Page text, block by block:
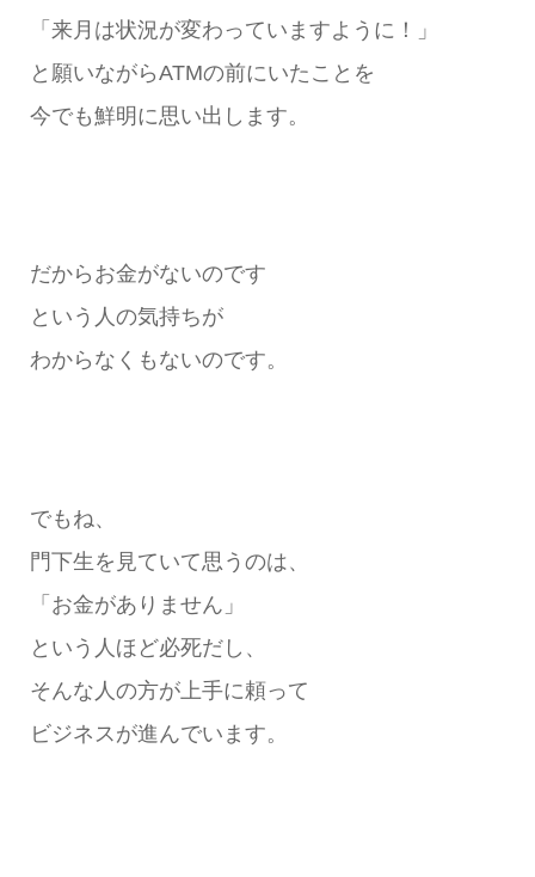
「来月は状況が変わっていますように！」
と願いながらATMの前にいたことを
今でも鮮明に思い出します。
だからお金がないのです
という人の気持ちが
わからなくもないのです。
でもね、
門下生を見ていて思うのは、
「お金がありません」
という人ほど必死だし、
そんな人の方が上手に頼って
ビジネスが進んでいます。